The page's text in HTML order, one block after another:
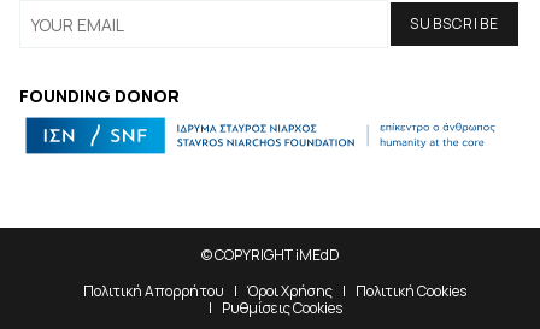
FOUNDING DONOR
© COPYRIGHT iMEdD
Πολιτική Απορρήτου
Όροι Χρήσης
Πολιτική Cookies
Ρυθμίσεις Cookies